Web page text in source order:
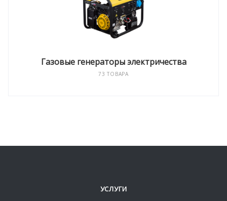
Газовые генераторы электричества
73 ТОВАРА
УСЛУГИ